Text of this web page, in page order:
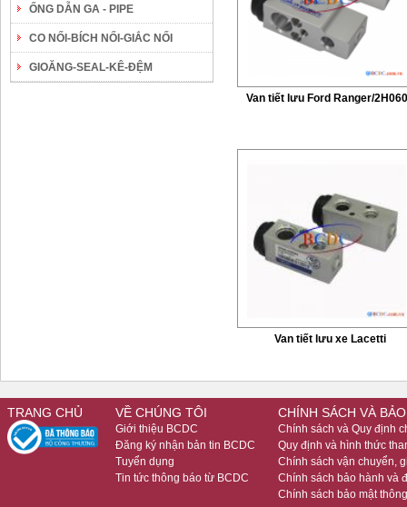
ỐNG DẪN GA - PIPE
CO NỐI-BÍCH NỐI-GIẮC NỐI
GIOĂNG-SEAL-KÊ-ĐỆM
Van tiết lưu Ford Ranger/
Van tiết lưu xe Lacetti
TRANG CHỦ VỀ CHÚNG TÔI
Giới thiệu BCDC
Đăng ký nhận bản tin BCDC
Tuyển dụng
Tin tức thông báo từ BCDC
CHÍNH SÁCH VÀ
Chính sách và Quy định
Quy định và hình thức
Chính sách vận chuyển,
Chính sách bảo hành và
Chính sách bảo mật